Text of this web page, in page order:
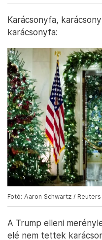
Karácsonyfa,
karácsonyfa:
Fotó: Aaron Schwartz / Reuters
A Trump elleni
elé nem tettek